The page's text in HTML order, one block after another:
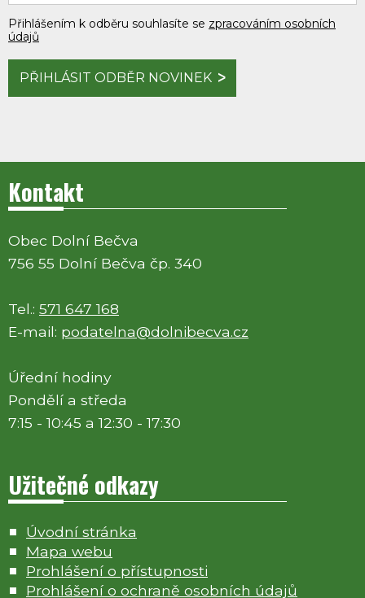
Přihlášením k odběru souhlasíte se zpracováním osobních
údajů
PŘIHLÁSIT ODBĚR NOVINEK
Kontakt
Obec Dolní Bečva
756 55 Dolní Bečva čp. 340
Tel.: 571 647 168
E-mail: podatelna@dolnibecva.cz
Úřední hodiny
Pondělí a středa
7:15 - 10:45 a 12:30 - 17:30
Užitečné odkazy
Úvodní stránka
Mapa webu
Prohlášení o přístupnosti
Prohlášení o ochraně osobních údajů